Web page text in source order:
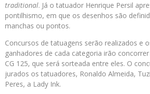
traditional. Já o tatuador Henrique Persil
pontilhismo, em que os desenhos são
manchas ou pontos.
Concursos de tatuagens serão realizados e
ganhadores de cada categoria irão
CG 125, que será sorteada entre eles. O
jurados os tatuadores, Ronaldo Almeida,
Peres, a Lady Ink.